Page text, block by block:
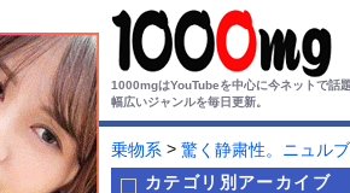
1000mgはYouTubeを中心に今ネットで話
幅広いジャンルを毎日更新。
乗物系 > 驚く静粛性。ニュル
カテゴリ別アーカイブ